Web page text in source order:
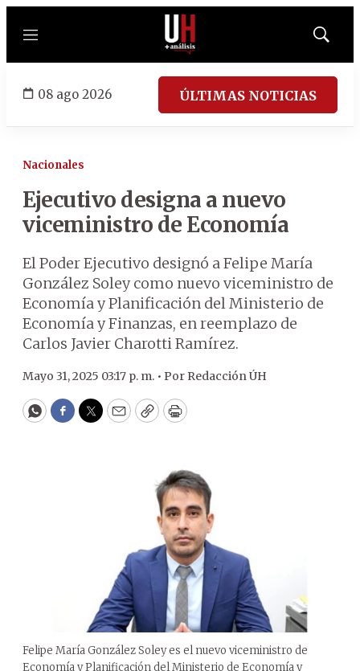
Menú
Mostrar
08 ago 2026 ÚLTIMAS NOTICIAS
Nacionales
Ejecutivo designa a nuevo
viceministro de Economía
El Poder Ejecutivo designó a Felipe María
González Soley como nuevo viceministro de
Economía y Planificación del Ministerio de
Economía y Finanzas, en reemplazo de
Carlos Javier Charotti Ramírez.
Mayo 31, 2025 03:17 p. m. • Por Redacción ÚH
WhatsApp
Facebook
Twitter
EmailCopyPrint
Felipe María González Soley es el nuevo viceministro de
Economía y Planificación del Ministerio de Economía y